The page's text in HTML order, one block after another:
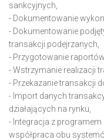
sankcyjnych,
- Dokumentowanie
- Dokumentowanie
transakcji podejrzanych,
- Przygotowanie raportów
- Wstrzymanie realizacji
- Przekazanie transakcji
- Import danych
działających na rynku,
- Integracja z
współpraca obu